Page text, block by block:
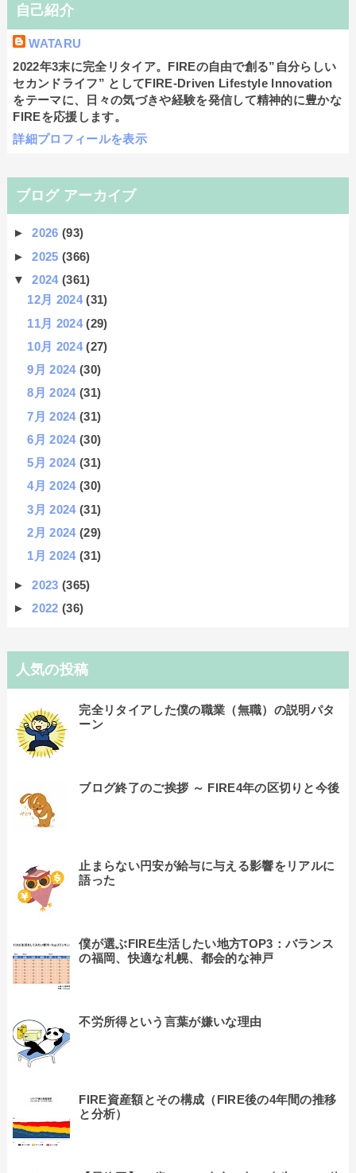
自己紹介
WATARU
2022年3末に完全リタイア。FIREの自由で創る”自分らしい
セカンドライフ” としてFIRE-Driven Lifestyle Innovation
をテーマに、日々の気づきや経験を発信して精神的に豊かな
FIREを応援します。
詳細プロフィールを表示
ブログ アーカイブ
►2026(93)
►2025(366)
▼2024(361)
12月 2024(31)
11月 2024(29)
10月 2024(27)
9月 2024(30)
8月 2024(31)
7月 2024(31)
6月 2024(30)
5月 2024(31)
4月 2024(30)
3月 2024(31)
2月 2024(29)
1月 2024(31)
►2023(365)
►2022(36)
人気の投稿
完全リタイアした僕の職業（無職）の説明パタ
ーン
ブログ終了のご挨拶 ～ FIRE4年の区切りと今後
止まらない円安が給与に与える影響をリアルに
語った
僕が選ぶFIRE生活したい地方TOP3：バランス
の福岡、快適な札幌、都会的な神戸
不労所得という言葉が嫌いな理由
FIRE資産額とその構成（FIRE後の4年間の推移
と分析）